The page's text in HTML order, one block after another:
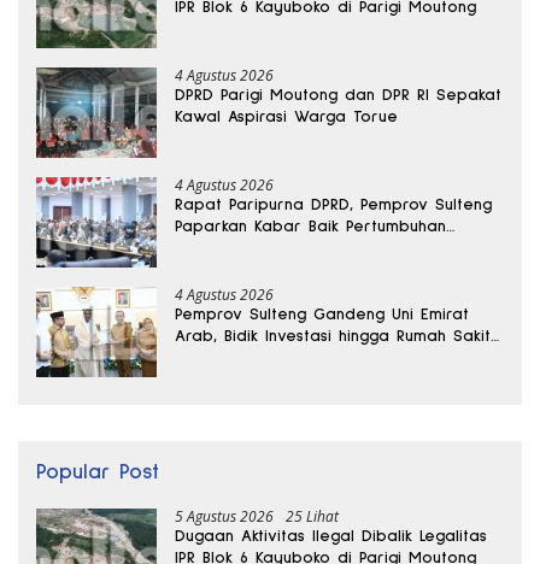
IPR Blok 6 Kayuboko di Parigi Moutong
4 Agustus 2026
DPRD Parigi Moutong dan DPR RI Sepakat
Kawal Aspirasi Warga Torue
4 Agustus 2026
Rapat Paripurna DPRD, Pemprov Sulteng
Paparkan Kabar Baik Pertumbuhan
4 Agustus 2026
Pemprov Sulteng Gandeng Uni Emirat
Arab, Bidik Investasi hingga Rumah Sakit
Popular Post
5 Agustus 2026 25 Lihat
Dugaan Aktivitas Ilegal Dibalik Legalitas
IPR Blok 6 Kayuboko di Parigi Moutong